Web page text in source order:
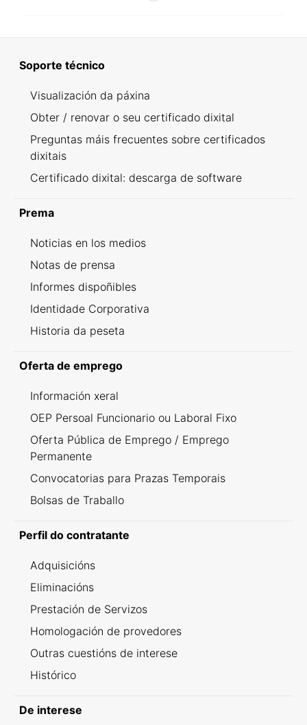
Soporte técnico
Visualización da páxina
Obter / renovar o seu certificado dixital
Preguntas máis frecuentes sobre certificados
dixitais
Certificado dixital: descarga de software
Prema
Noticias en los medios
Notas de prensa
Informes dispoñibles
Identidade Corporativa
Historia da peseta
Oferta de emprego
Información xeral
OEP Persoal Funcionario ou Laboral Fixo
Oferta Pública de Emprego / Emprego
Permanente
Convocatorias para Prazas Temporais
Bolsas de Traballo
Perfil do contratante
Adquisicións
Eliminacións
Prestación de Servizos
Homologación de provedores
Outras cuestións de interese
Histórico
De interese